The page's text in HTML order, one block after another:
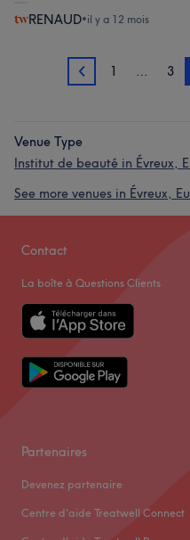
RENAUD•il y a 12 mois
3 1 … 3
Venue Type
Institut de beauté in Évreux,
See more venues in Évreux,
Contact
La boîte à Questions Clients
Partenaires
Devenez partenaire
Centre d'aide Treatwell Connect